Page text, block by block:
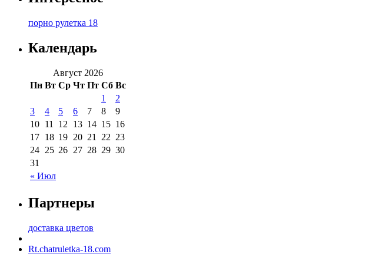
порно рулетка 18
Календарь
Август 2026
Пн Вт Ср Чт Пт Сб Вс
« Июл
1
2
3
4 5 6 7 8
9
10 11 12 13 14 15 16
17 18 19 20 21 22 23
24 25 26 27 28 29 30
31
Партнеры
доставка цветов
Rt.chatruletka-18.com